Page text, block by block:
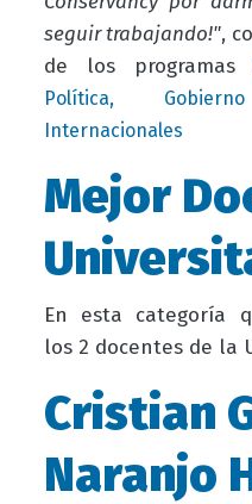
seguir trabajando!",
de los programas
Política,
Internacionales
Mejor
En esta categoría
los 2 docentes de la
Cristian
Naranjo